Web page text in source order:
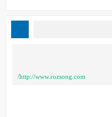
http://www.rozsong.com/